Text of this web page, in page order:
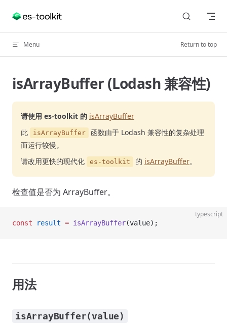
Skip to content
Menu Return to top
isArrayBuffer (Lodash 兼容性)
请使用 es-toolkit 的 isArrayBuffer
此
isArrayBuffer
函数由于 Lodash 兼容性的复杂处理
而运行较慢。
请改用更快的现代化
es-toolkit 的 isArrayBuffer。
检查值是否为 ArrayBuffer。
typescript
const result = isArrayBuffer(value);
用法
isArrayBuffer(value)